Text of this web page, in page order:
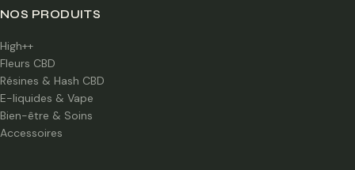
NOS PRODUITS
High++
Fleurs CBD
Résines & Hash CBD
E-liquides & Vape
Bien-être & Soins
Accessoires